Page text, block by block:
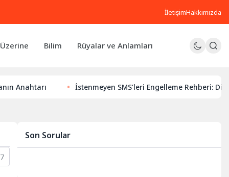
İletişimHakkımızda
Bilim Rüyalar ve Anlamları
İstenmeyen SMS’leri Engelleme Rehberi: Dijital
7
Son Sorular